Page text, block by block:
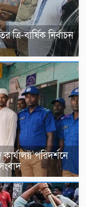
বার্ষিক নির্বাচন
পরিদর্শনে